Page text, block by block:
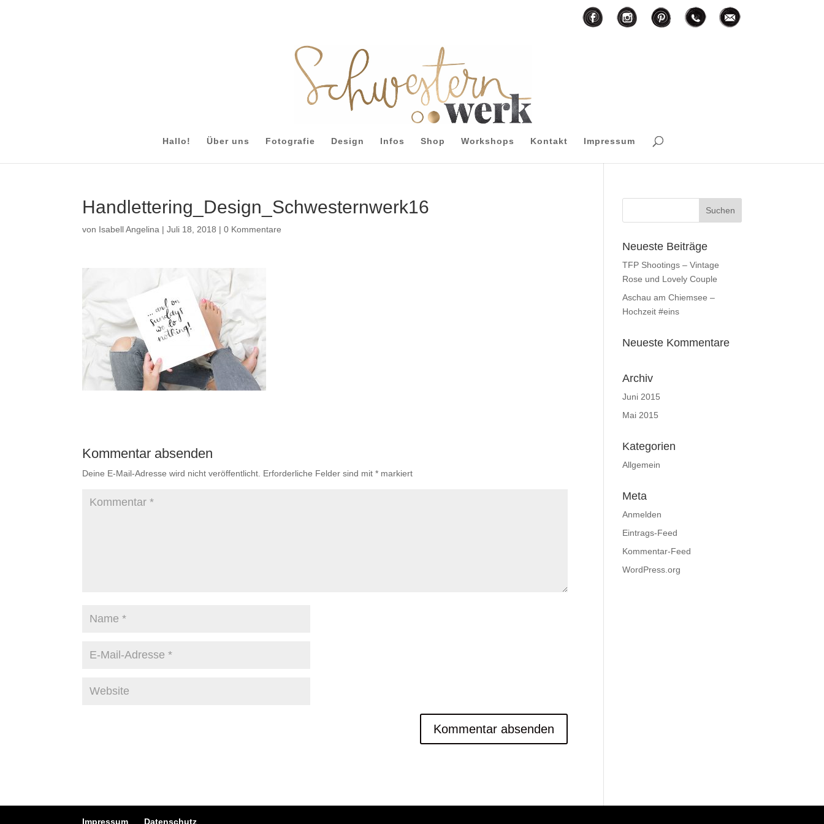
Hallo! Über uns Fotografie Design Infos Shop Workshops Kontakt Impressum
Handlettering_Design_Schwesternwerk16
von Isabell Angelina |Juli 18, 2018 |0 Kommentare
Kommentar absenden
Deine E-Mail-Adresse wird nicht veröffentlicht. Erforderliche Felder sind mit* markiert
Neueste Beiträge
TFP Shootings – Vintage
Rose und Lovely Couple
Aschau am Chiemsee –
Hochzeit #eins
Neueste Kommentare
Archiv
Juni 2015
Mai 2015
Kategorien
Allgemein
Meta
Anmelden
Eintrags-Feed
Kommentar-Feed
WordPress.org
Impressum Datenschutz